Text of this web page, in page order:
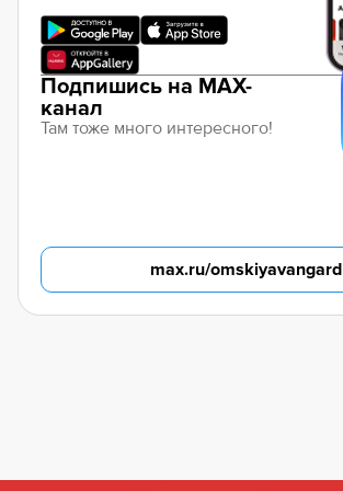
Подпишись на MAX-
канал
Там тоже много интересного!
max.ru/omskiyavangard